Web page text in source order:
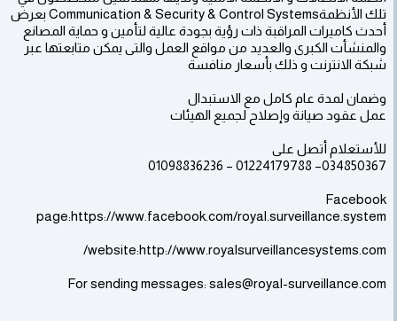
تلك الأنظمةCommunication & Security & Control Systems بعرض
أحدث كاميرات المراقبة ذات رؤية بجودة عالية لتأمين و حماية المصانع
والمنشأت الكبرى والعديد من مواقع العمل والتى يمكن متابعتها عبر
شبكة الانترنت و ذلك بأسعار منافسة
وضمان لمدة عام كامل مع الاستبدال
عمل عقود صيانة وإصلاح لجميع الهيئات
للأستعلام أتصل على
034850367– 01224179788 – 01098836236
Facebook
page:https://www.facebook.com/royal.surveillance.system
website:http://www.royalsurveillancesystems.com/
For sending messages: sales@royal-surveillance.com